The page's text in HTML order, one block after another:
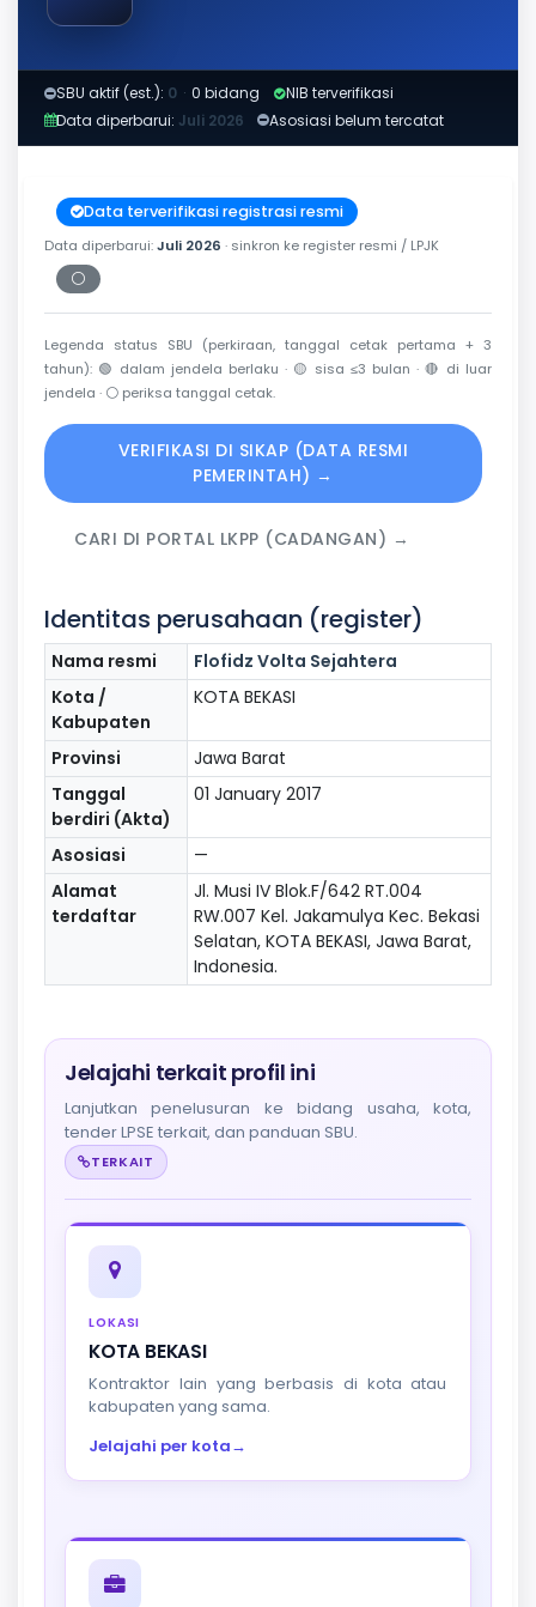
SBU aktif (est.): 0 · 0 bidang
NIB terverifikasi
Data diperbarui: Juli 2026 Asosiasi belum tercatat
Data terverifikasi registrasi resmi
Data diperbarui:Juli 2026 · sinkron ke register resmi / LPJK
⚪
Periksa tanggal cetak
Legenda status SBU (perkiraan, tanggal cetak pertama + 3
tahun): 🟢 dalam jendela berlaku · 🟡 sisa ≤3 bulan · 🔴 di luar
jendela · ⚪ periksa tanggal cetak.
VERIFIKASI DI SIKAP (DATA RESMI
PEMERINTAH) →
CARI DI PORTAL LKPP (CADANGAN) →
Identitas perusahaan (register)
Nama resmi
Flofidz Volta Sejahtera
Kota /
Kabupaten
KOTA BEKASI
Provinsi
Jawa Barat
Tanggal
berdiri (Akta)
01 January 2017
Asosiasi
—
Alamat
terdaftar
Jl. Musi IV Blok.F/642 RT.004
RW.007 Kel. Jakamulya Kec. Bekasi
Selatan, KOTA BEKASI, Jawa Barat,
Indonesia.
Jelajahi terkait profil ini
Lanjutkan penelusuran ke bidang usaha, kota,
tender LPSE terkait, dan panduan SBU.
TERKAIT
LOKASI
KOTA BEKASI
Kontraktor lain yang berbasis di kota atau
kabupaten yang sama.
Jelajahi per kota→